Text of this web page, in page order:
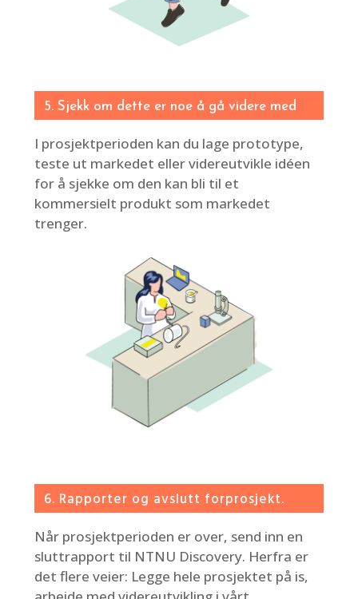
5. Sjekk om dette er noe å gå videre med
I prosjektperioden kan du lage prototype,
teste ut markedet eller videreutvikle idéen
for å sjekke om den kan bli til et
kommersielt produkt som markedet
trenger.
6. Rapporter og avslutt forprosjekt.
Når prosjektperioden er over, send inn en
sluttrapport til NTNU Discovery. Herfra er
det flere veier: Legge hele prosjektet på is,